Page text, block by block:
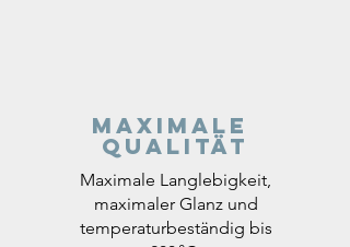
Maximale
Qualität
Maximale Langlebigkeit,
maximaler Glanz und
temperaturbeständig bis